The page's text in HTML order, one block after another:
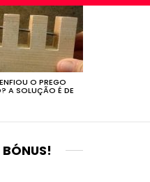
O PREGO
A SOLUÇÃO É DE
BÓNUS!